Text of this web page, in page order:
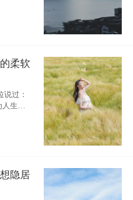
柔软
说过：
人生信
隐居